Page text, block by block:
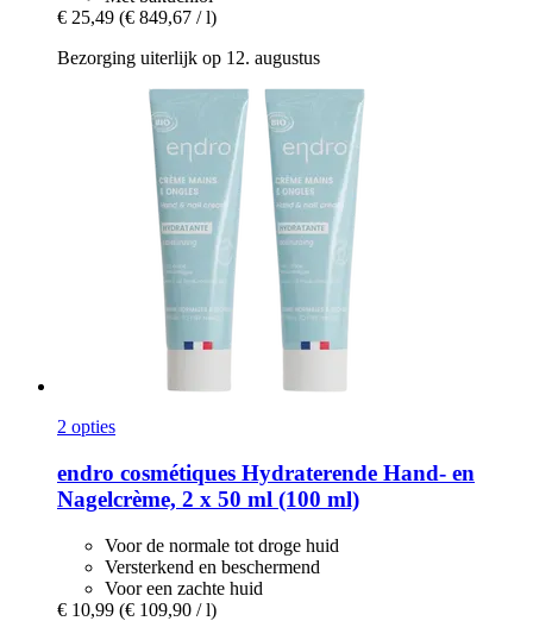
€ 25,49 (€ 849,67 / l)
Bezorging uiterlijk op 12. augustus
2 opties
endro cosmétiques Hydraterende Hand-​ en
Nagelcrème, 2 x 50 ml (100 ml)
Voor de normale tot droge huid
Versterkend en beschermend
Voor een zachte huid
€ 10,99 (€ 109,90 / l)